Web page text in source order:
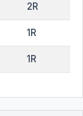
2R
1R
1R